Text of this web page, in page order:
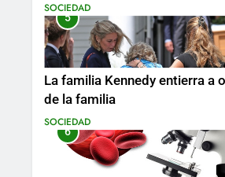
SOCIEDAD
5
La familia Kennedy entierra a
de la familia
SOCIEDAD
6